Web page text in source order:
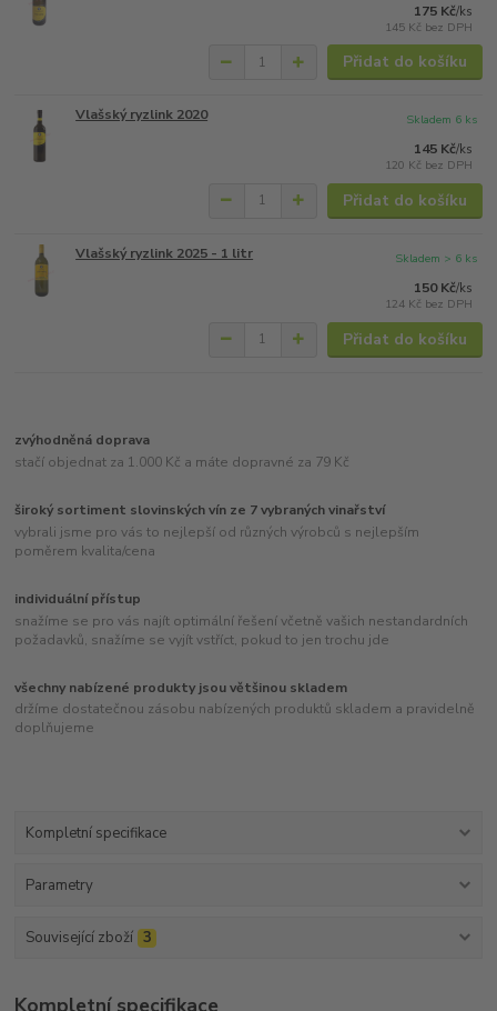
175 Kč/ks
145 Kč bez DPH
Přidat do košíku
Vlašský ryzlink 2020
145 Kč/ks
120 Kč bez DPH
Skladem 6 ks
Přidat do košíku
Vlašský ryzlink 2025 - 1 litr
150 Kč/ks
124 Kč bez DPH
Skladem > 6 ks
Přidat do košíku
zvýhodněná doprava
stačí objednat za 1.000 Kč a máte dopravné za 79 Kč
široký sortiment slovinských vín ze 7 vybraných vinařství
vybrali jsme pro vás to nejlepší od různých výrobců s nejlepším
poměrem kvalita/cena
individuální přístup
snažíme se pro vás najít optimální řešení včetně vašich nestandardních
požadavků, snažíme se vyjít vstříct, pokud to jen trochu jde
všechny nabízené produkty jsou většinou skladem
držíme dostatečnou zásobu nabízených produktů skladem a pravidelně
doplňujeme
Kompletní specifikace
Parametry
Související zboží 3
Kompletní specifikace